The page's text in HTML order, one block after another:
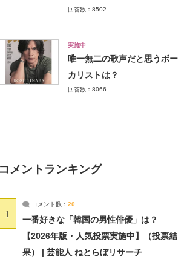
回答数：8502
実施中
唯一無二の歌声だと思うボー
カリストは？
回答数：8066
メントランキング
1
コメント数： 20
一番好きな「韓国の男性俳優」は？
【2026年版・人気投票実施中】（投票結
果） | 芸能人 ねとらぼリサーチ